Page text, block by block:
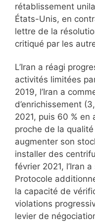
rétablissement
États-Unis, en
lettre de la
critiqué par les
L’Iran a réagi
activités limitées
2019, l’Iran a
d’enrichissement
2021, puis 60 %
proche de la
augmenter son
installer des
février 2021, l’Iran
Protocole
la capacité de
violations
levier de